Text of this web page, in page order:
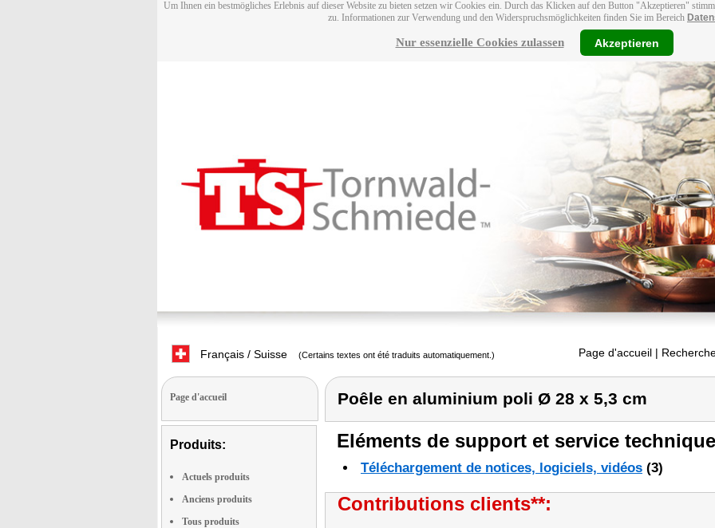
Um Ihnen ein bestmögliches Erlebnis auf dieser Website zu bieten setzen wir Cookies ein. Durch das Klicken auf den Button "Akzeptieren"
zu. Informationen zur Verwendung und den Widerspruchsmöglichkeiten finden Sie im Bereich
Nur essenzielle Cookies zulassen Akzeptieren
Français / Suisse (Certains textes ont été traduits automatiquement.) Page d'accueil |
Page d'accueil
Produits:
Actuels produits
Anciens produits
Tous produits
Poêle en aluminium poli Ø 28 x 5,3 cm
Eléments de support et service
Téléchargement de notices, logiciels, vidéos (3)
Contributions clients**: